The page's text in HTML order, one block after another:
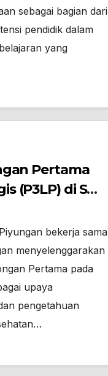
sebagai bagian dari
pendidik dalam
yang
Pertama
(P3LP) di SMP
bekerja sama
menyelenggarakan
Pertama pada
upaya
pengetahuan